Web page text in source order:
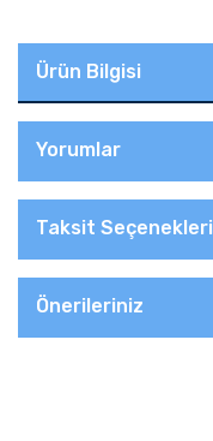
Ürün Bilgisi
Yorumlar
Taksit Seçenekleri
Önerileriniz